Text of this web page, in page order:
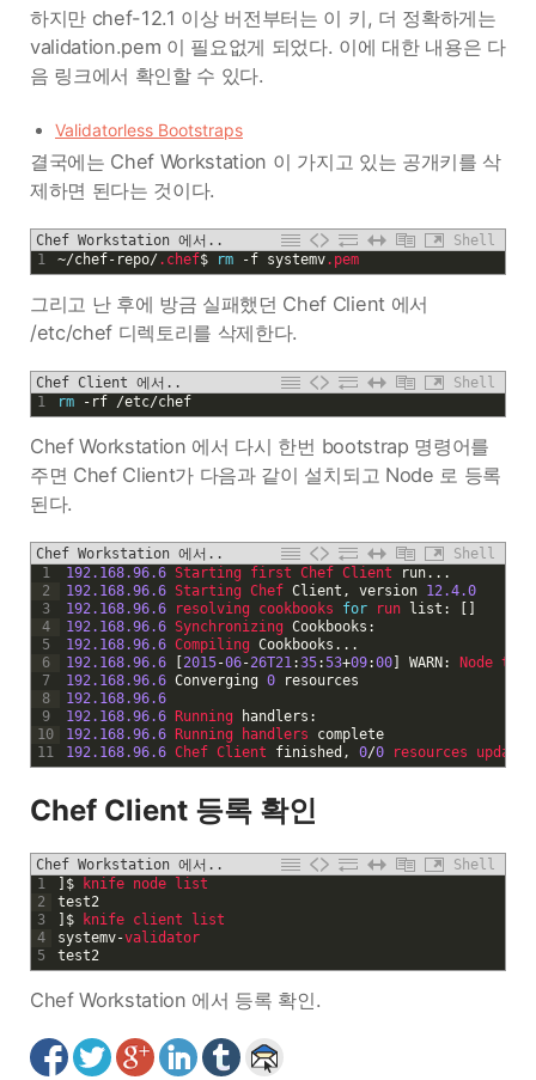
하지만 chef-12.1 이상 버전부터는 이 키, 더 정확하게는
validation.pem 이 필요없게 되었다. 이에 대한 내용은 다
음 링크에서 확인할 수 있다.
Validatorless Bootstraps
결국에는 Chef Workstation 이 가지고 있는 공개키를 삭
제하면 된다는 것이다.
Chef Workstation 에서..
Shell
1
~/chef- repo/.chef$ rm -f systemv.pem
그리고 난 후에 방금 실패했던 Chef Client 에서
/etc/chef 디렉토리를 삭제한다.
Chef Client 에서..
Shell
1
rm - rf /etc/chef
Chef Workstation 에서 다시 한번 bootstrap 명령어를
주면 Chef Client가 다음과 같이 설치되고 Node 로 등록
된다.
Chef Workstation 에서..
Shell
1
2
3
4
5
6
7
8
9
10
11
192.168.96.6 Starting first Chef Client run. . .
192.168.96.6 Starting Chef Client , version 12.4.0
192.168.96.6
resolving cookbooks for run list :
192.168.96.6 Synchronizing Cookbooks :
192.168.96.6 Compiling Cookbooks . . .
192.168.96.6
2015-06-26T21:35:53+09:00 WARN : Node
192.168.96.6 Converging 0
resources
192.168.96.6
192.168.96.6
Running handlers :
192.168.96.6
Running handlers complete
192.168.96.6 Chef Client finished , 0/0 resources
Chef Client 등록 확인
Chef Workstation 에서..
Shell
1
2
3
4
5
$ knife node
list
test2
$ knife client
list
systemv-validator
test2
Chef Workstation 에서 등록 확인.